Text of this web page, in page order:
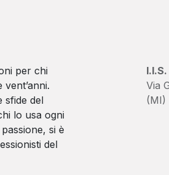
per chi
sfide del
lo usa ogni
si è
del
Via
(MI)